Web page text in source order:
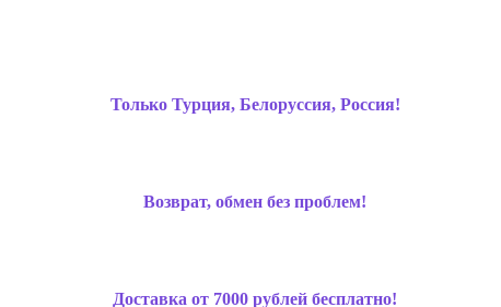
Только Турция, Белоруссия, Россия!
Возврат, обмен без проблем!
Доставка от 7000 рублей бесплатно!